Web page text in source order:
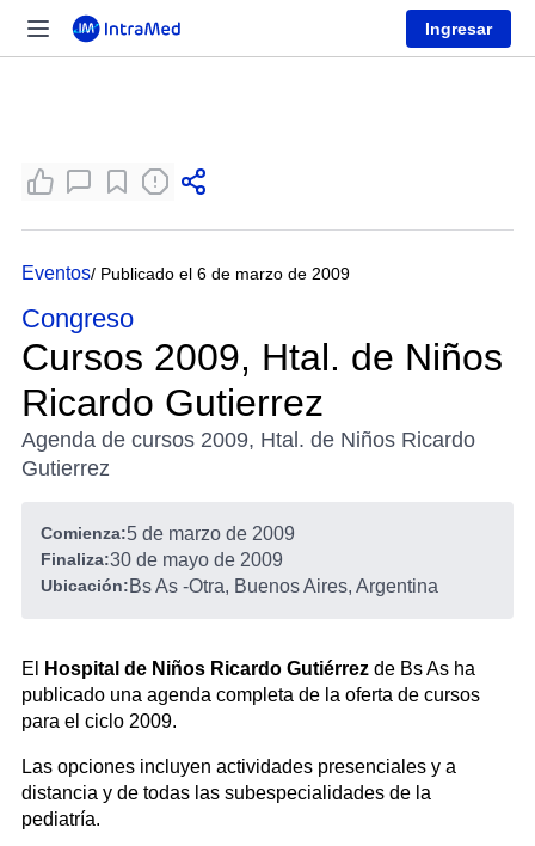
Ingresar
Eventos/ Publicado el 6 de marzo de 2009
Congreso
Cursos 2009, Htal. de Niños
Ricardo Gutierrez
Agenda de cursos 2009, Htal. de Niños Ricardo
Gutierrez
Comienza:5 de marzo de 2009
Finaliza:30 de mayo de 2009
Ubicación:Bs As -Otra, Buenos Aires, Argentina
El Hospital de Niños Ricardo Gutiérrez de Bs As ha
publicado una agenda completa de la oferta de cursos
para el ciclo 2009.
Las opciones incluyen actividades presenciales y a
distancia y de todas las subespecialidades de la
pediatría.